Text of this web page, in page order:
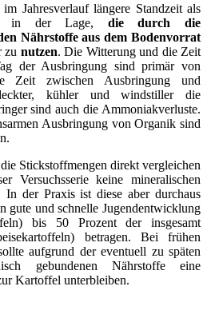
Jahresverlauf längere Standzeit als
in der Lage, die durch
die
Nährstoffe aus dem Bodenvorrat
zu nutzen. Die Witterung und die Zeit
der Ausbringung sind primär von
Zeit zwischen Ausbringung und
kühler und windstiller die
sind auch die Ammoniakverluste.
Ausbringung von Organik sind
Stickstoffmengen direkt vergleichen
Versuchsserie keine mineralischen
In der Praxis ist diese aber durchaus
gute und schnelle Jugendentwicklung
bis 50 Prozent der insgesamt
betragen. Bei frühen
aufgrund der eventuell zu späten
gebundenen Nährstoffe eine
Kartoffel unterbleiben.